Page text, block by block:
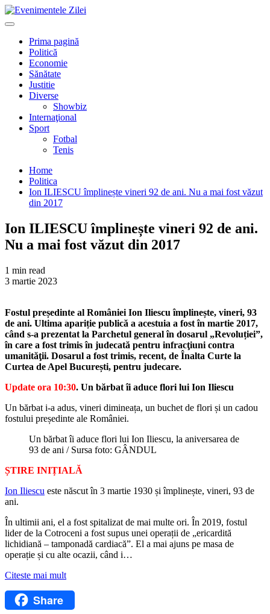
Mergi
la
Primary
Prima pagină
Politică
Economie
Sănătate
Justitie
Diverse
Showbiz
Internaţional
Sport
Fotbal
Tenis
Home
Politica
Ion ILIESCU împlinește vineri 92 de ani. Nu a mai fost văzut
din 2017
Ion ILIESCU împlinește vineri 92 de ani.
Nu a mai fost văzut din 2017
1 min read
3 martie 2023
Fostul președinte al României Ion Iliescu împlinește, vineri, 93
de ani. Ultima apariție publică a acestuia a fost în martie 2017,
când s-a prezentat la Parchetul general în dosarul „Revoluției”,
în care a fost trimis în judecată pentru infracţiuni contra
umanităţii. Dosarul a fost trimis, recent, de Înalta Curte la
Curtea de Apel București, pentru judecare.
Update ora 10:30. Un bărbat îi aduce flori lui Ion Iliescu
Un bărbat i-a adus, vineri dimineața, un buchet de flori și un cadou
fostului președinte ale României.
Un bărbat îi aduce flori lui Ion Iliescu, la aniversarea de
93 de ani / Sursa foto: GÂNDUL
ȘTIRE INIȚIALĂ
Ion Iliescu este născut în 3 martie 1930 și împlinește, vineri, 93 de
ani.
În ultimii ani, el a fost spitalizat de mai multe ori. În 2019, fostul
lider de la Cotroceni a fost supus unei operații de „ericardită
lichidiană – tamponadă cardiacă”. El a mai ajuns pe masa de
operație și cu alte ocazii, când i…
Citeste mai mult
Share